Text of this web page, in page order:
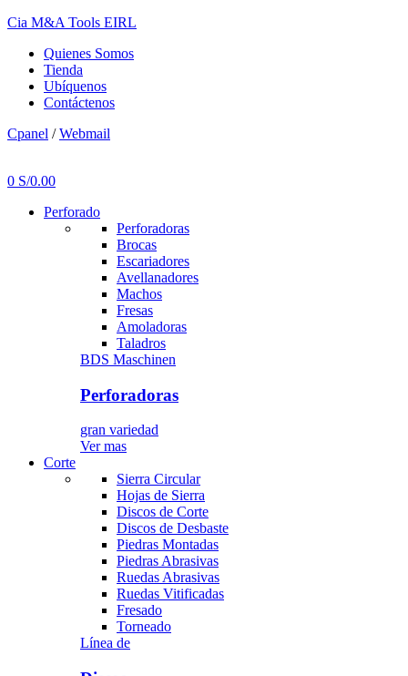
Cia M&A Tools EIRL
Quienes Somos
Tienda
Ubíquenos
Contáctenos
Cpanel /Webmail
0 S/0.00
Perforado
Perforadoras
Brocas
Escariadores
Avellanadores
Machos
Fresas
Amoladoras
Taladros
BDS Maschinen
Perforadoras
gran variedad
Ver mas
Corte
Sierra Circular
Hojas de Sierra
Discos de Corte
Discos de Desbaste
Piedras Montadas
Piedras Abrasivas
Ruedas Abrasivas
Ruedas Vitificadas
Fresado
Torneado
Línea de